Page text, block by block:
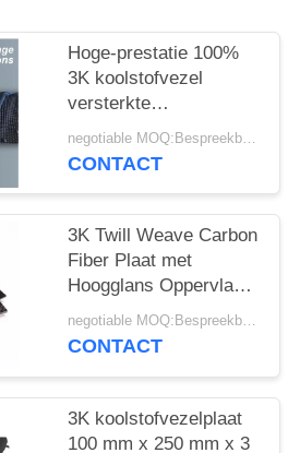
Hoge-prestatie 100%
3K koolstofvezel
versterkte
polymeerplaat -
Lichtgewicht CFRP-
negotiable MOQ:Bespreekbaar
CONTACT
3K Twill Weave Carbon
Fiber Plaat met
Hoogglans Oppervlak
en 3200Mpa
Treksterkte voor
negotiable MOQ:Bespreekbaar
CONTACT
3K koolstofvezelplaat
100 mm x 250 mm x 3